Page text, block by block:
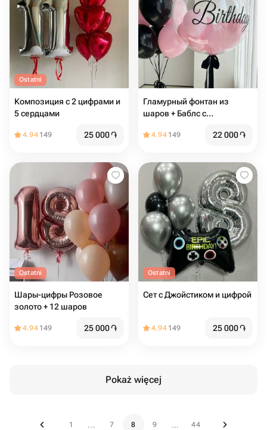
Ostatni
Композиция с 2 цифрами и
5 сердцами
4.94 149 25 000֏
Гламурный фонтан из
шаров + Баблс с
4.94 149 22 000֏
Ostatni
Шары-цифры Розовое
золото + 12 шаров
4.94 149 25 000֏
Ostatni
Сет с Джойстиком и цифрой
4.94 149 25 000֏
Pokaż więcej
1 ... 7 8 9 ... 44